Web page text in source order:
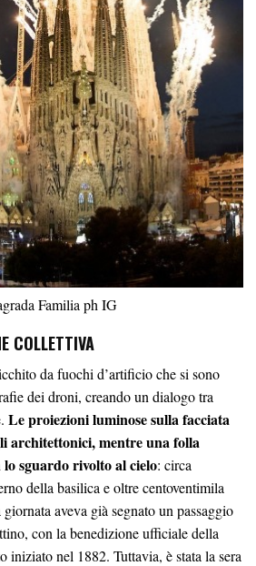
Familia ph IG
COLLETTIVA
da fuochi d’artificio che si sono
dei droni, creando un dialogo tra
Le proiezioni luminose sulla facciata
architettonici, mentre una folla
sguardo rivolto al cielo: circa
della basilica e oltre centoventimila
aveva già segnato un passaggio
con la benedizione ufficiale della
iniziato nel 1882. Tuttavia, è stata la sera